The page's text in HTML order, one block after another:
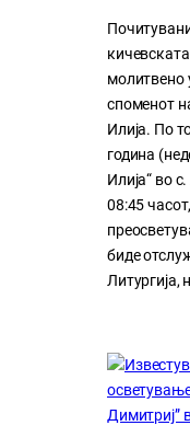
молитвено
споменот
Илија. По
година
Илија“ во
08:45
биде
Литургија,